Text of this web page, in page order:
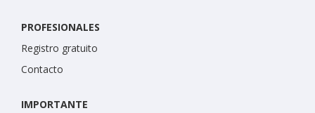
PROFESIONALES
Registro gratuito
Contacto
IMPORTANTE